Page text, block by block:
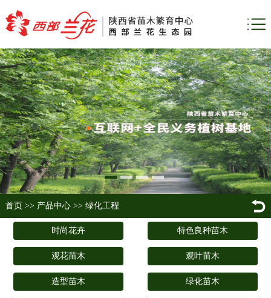
首页 >> 产品中心 >> 绿化工程
时尚花卉 特色良种苗木
观花苗木 观叶苗木
造型苗木 绿化苗木